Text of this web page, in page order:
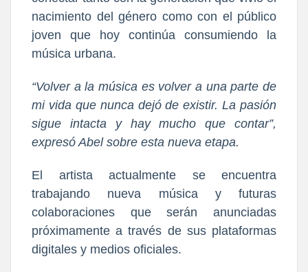
nacimiento del género como con el público
joven que hoy continúa consumiendo la
música urbana.
“Volver a la música es volver a una parte de
mi vida que nunca dejó de existir. La pasión
sigue intacta y hay mucho que contar”,
expresó Abel sobre esta nueva etapa.
El artista actualmente se encuentra
trabajando nueva música y futuras
colaboraciones que serán anunciadas
próximamente a través de sus plataformas
digitales y medios oficiales.